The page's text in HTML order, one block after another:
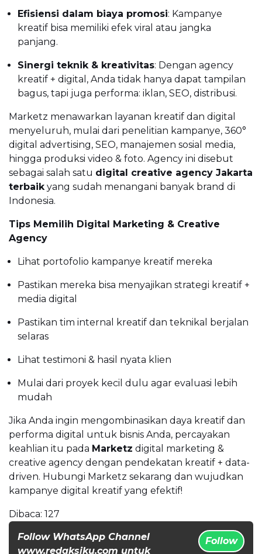
Efisiensi dalam biaya promosi: Kampanye
kreatif bisa memiliki efek viral atau jangka
panjang.
Sinergi teknik & kreativitas: Dengan agency
kreatif + digital, Anda tidak hanya dapat tampilan
bagus, tapi juga performa: iklan, SEO, distribusi.
Marketz menawarkan layanan kreatif dan digital
menyeluruh, mulai dari penelitian kampanye, 360°
digital advertising, SEO, manajemen sosial media,
hingga produksi video & foto. Agency ini disebut
sebagai salah satu digital creative agency Jakarta
terbaik yang sudah menangani banyak brand di
Indonesia.
Tips Memilih Digital Marketing & Creative
Agency
Lihat portofolio kampanye kreatif mereka
Pastikan mereka bisa menyajikan strategi kreatif +
media digital
Pastikan tim internal kreatif dan teknikal berjalan
selaras
Lihat testimoni & hasil nyata klien
Mulai dari proyek kecil dulu agar evaluasi lebih
mudah
Jika Anda ingin mengombinasikan daya kreatif dan
performa digital untuk bisnis Anda, percayakan
keahlian itu pada Marketz digital marketing &
creative agency dengan pendekatan kreatif + data-
driven. Hubungi Marketz sekarang dan wujudkan
kampanye digital kreatif yang efektif!
Dibaca: 127
Follow WhatsApp Channel
www.redaksiku.com untuk
Follow